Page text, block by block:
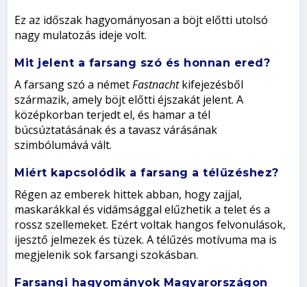
Ez az időszak hagyományosan a böjt előtti utolsó
nagy mulatozás ideje volt.
Mit jelent a farsang szó és honnan ered?
A farsang szó a németFastnachtkifejezésből
származik, amely böjt előtti éjszakát jelent. A
középkorban terjedt el, és hamar a tél
búcsúztatásának és a tavasz várásának
szimbólumává vált.
Miért kapcsolódik a farsang a télűzéshez?
Régen az emberek hittek abban, hogy zajjal,
maskarákkal és vidámsággal elűzhetik a telet és a
rossz szellemeket. Ezért voltak hangos felvonulások,
ijesztő jelmezek és tüzek. A télűzés motívuma ma is
megjelenik sok farsangi szokásban.
Farsangi hagyományok Magyarországon